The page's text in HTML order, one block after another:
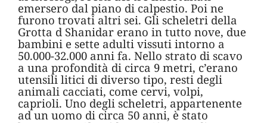
emersero dal piano di calpestio. Poi ne
furono trovati altri sei. Gli scheletri della
Grotta d Shanidar erano in tutto nove, due
bambini e sette adulti vissuti intorno a
50.000-32.000 anni fa. Nello strato di scavo
a una profondità di circa 9 metri, c’erano
utensili litici di diverso tipo, resti degli
animali cacciati, come cervi, volpi,
caprioli. Uno degli scheletri, appartenente
ad un uomo di circa 50 anni, è stato